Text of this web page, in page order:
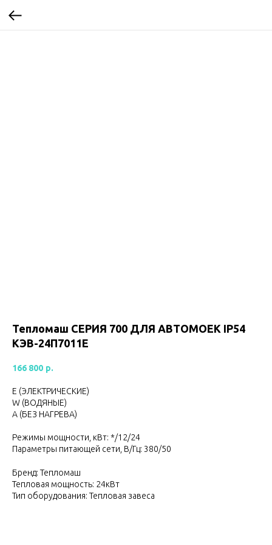
Тепломаш CЕРИЯ 700 ДЛЯ АВТОМОЕК IP54
КЭВ-24П7011Е
166 800 р.
Е (ЭЛЕКТРИЧЕСКИЕ)
W (ВОДЯНЫЕ)
А (БЕЗ НАГРЕВА)
Режимы мощности, кВт: */12/24
Параметры питающей сети, В/Гц: 380/50
Бренд: Тепломаш
Тепловая мощность: 24кВт
Тип оборудования: Тепловая завеса